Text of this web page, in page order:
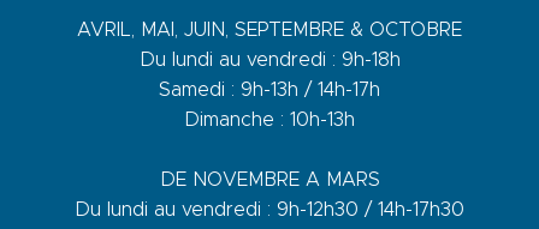
AVRIL, MAI, JUIN, SEPTEMBRE & OCTOBRE
Du lundi au vendredi : 9h-18h
Samedi : 9h-13h / 14h-17h
Dimanche : 10h-13h
DE NOVEMBRE A MARS
Du lundi au vendredi : 9h-12h30 / 14h-17h30